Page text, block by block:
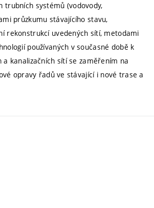
trubních systémů (vodovody,
průzkumu stávajícího stavu,
rekonstrukcí uvedených sítí, metodami
používaných v současné době k
a kanalizačních sítí se zaměřením na
opravy řadů ve stávající i nové trase a